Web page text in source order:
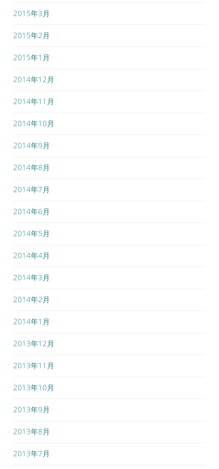
2015年3月
2015年2月
2015年1月
2014年12月
2014年11月
2014年10月
2014年9月
2014年8月
2014年7月
2014年6月
2014年5月
2014年4月
2014年3月
2014年2月
2014年1月
2013年12月
2013年11月
2013年10月
2013年9月
2013年8月
2013年7月